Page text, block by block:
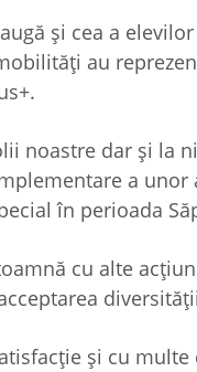
și cea a
au
noastre dar și la
a
în perioada
cu alte
și cu